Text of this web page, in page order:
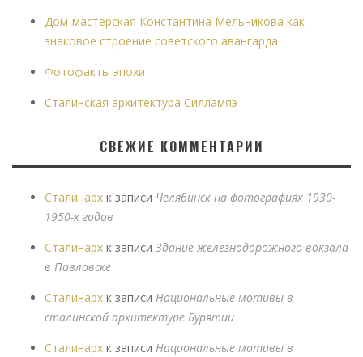
Дом-мастерская Константина Мельникова как
знаковое строение советского авангарда
Фотофакты эпохи
Сталинская архитектура Силламяэ
СВЕЖИЕ КОММЕНТАРИИ
Сталинарх к записи Челябинск на фотографиях 1930-
1950-х годов
Сталинарх к записи Здание железнодорожного вокзала
в Павловске
Сталинарх к записи Национальные мотивы в
сталинской архитектуре Бурятии
Сталинарх к записи Национальные мотивы в